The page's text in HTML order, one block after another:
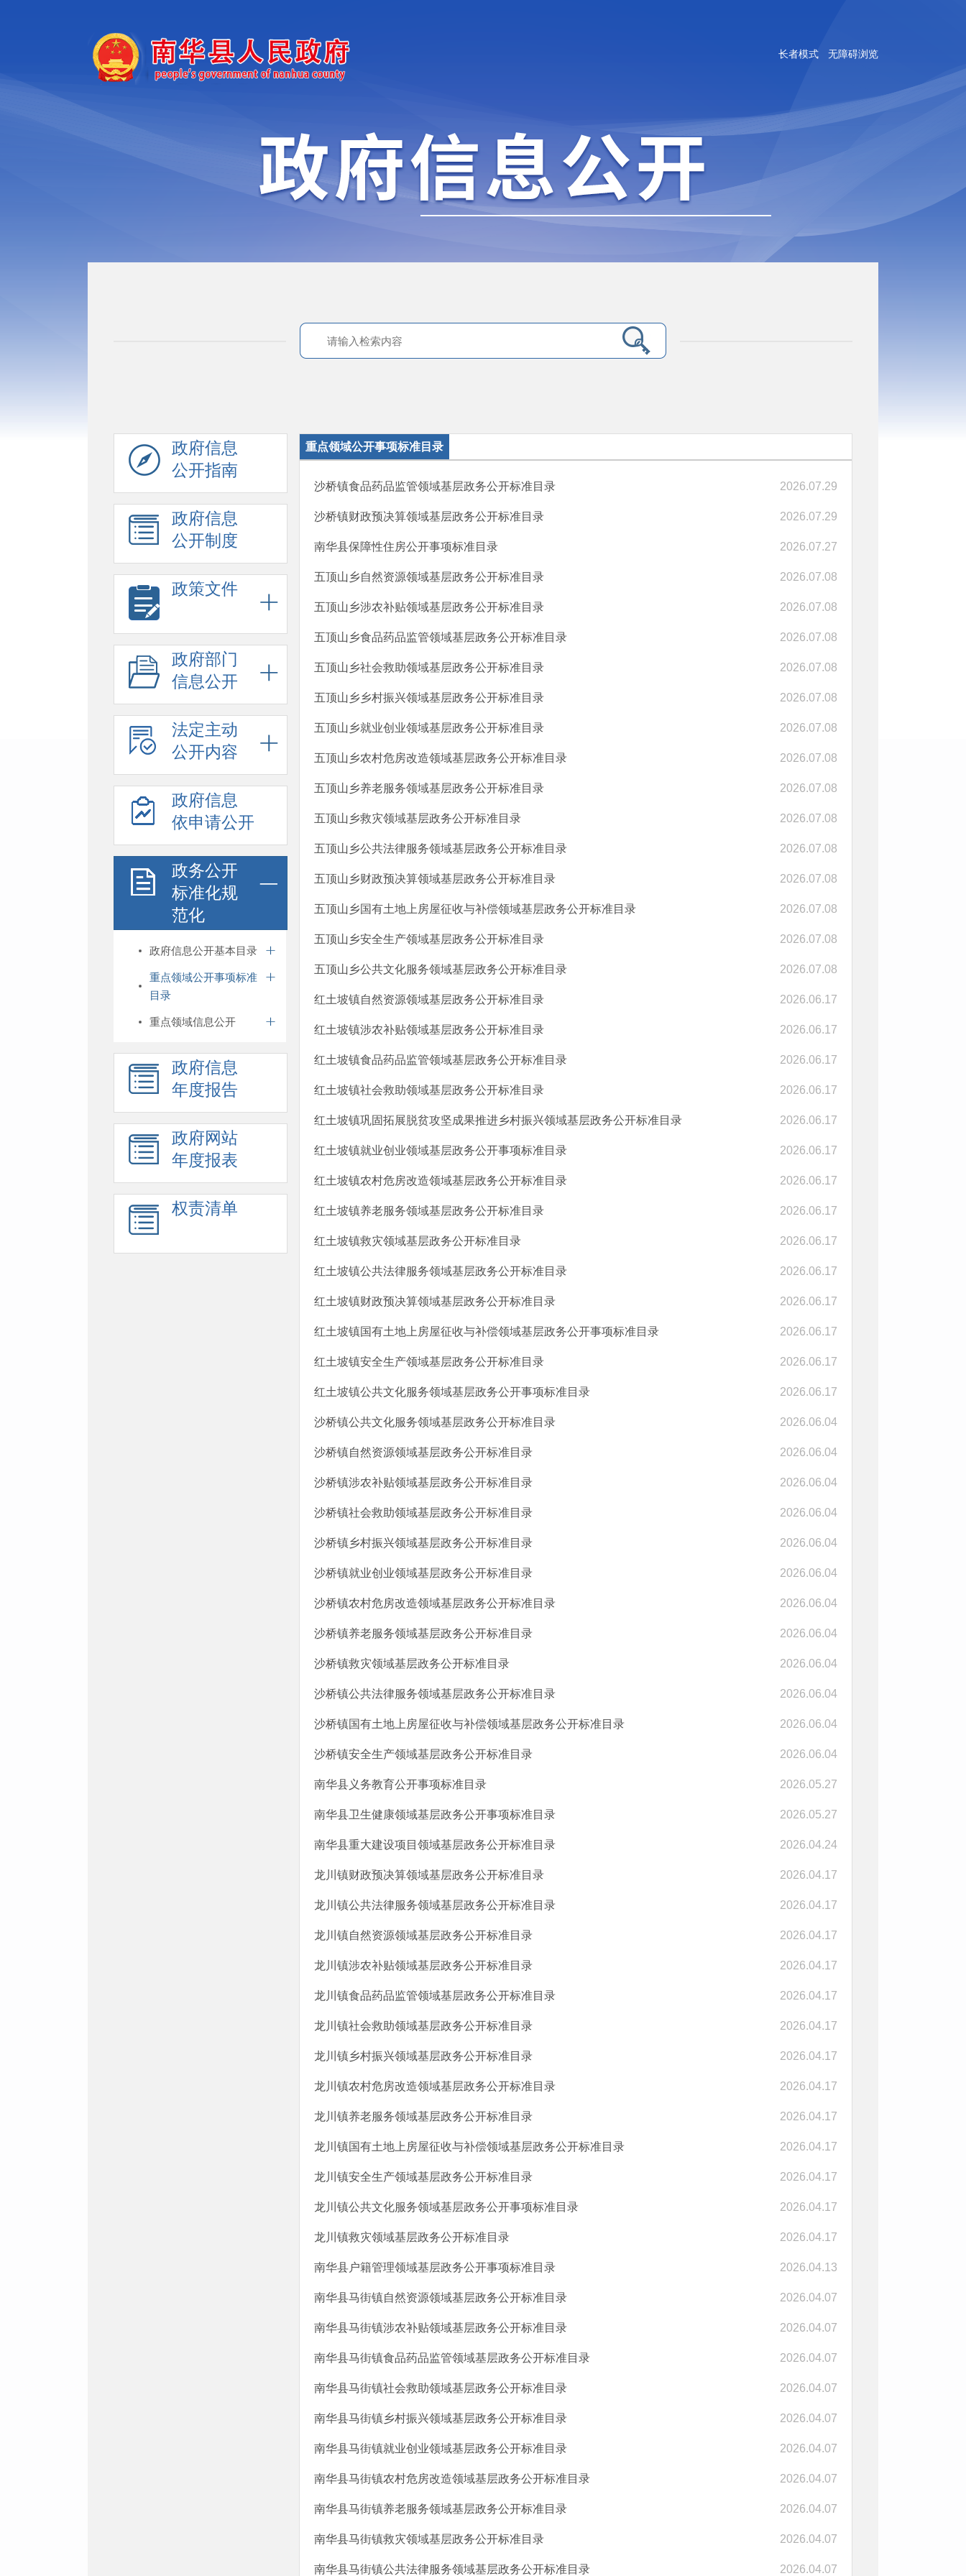
无障碍浏览
长者模式
政府信息
公开指南
政府信息
公开制度
政策文件
政府部门
信息公开
法定主动
公开内容
政府信息
依申请公开
政务公开
标准化规
范化
政府信息公开基本目录
重点领域公开事项标准
目录
重点领域信息公开
政府信息
年度报告
政府网站
年度报表
权责清单
重点领域公开事项标准目录
沙桥镇食品药品监管领域基层政务公开标准目录 2026.07.29
沙桥镇财政预决算领域基层政务公开标准目录 2026.07.29
南华县保障性住房公开事项标准目录 2026.07.27
五顶山乡自然资源领域基层政务公开标准目录 2026.07.08
五顶山乡涉农补贴领域基层政务公开标准目录 2026.07.08
五顶山乡食品药品监管领域基层政务公开标准目录 2026.07.08
五顶山乡社会救助领域基层政务公开标准目录 2026.07.08
五顶山乡乡村振兴领域基层政务公开标准目录 2026.07.08
五顶山乡就业创业领域基层政务公开标准目录 2026.07.08
五顶山乡农村危房改造领域基层政务公开标准目录 2026.07.08
五顶山乡养老服务领域基层政务公开标准目录 2026.07.08
五顶山乡救灾领域基层政务公开标准目录 2026.07.08
五顶山乡公共法律服务领域基层政务公开标准目录 2026.07.08
五顶山乡财政预决算领域基层政务公开标准目录 2026.07.08
五顶山乡国有土地上房屋征收与补偿领域基层政务公开标准目录 2026.07.08
五顶山乡安全生产领域基层政务公开标准目录 2026.07.08
五顶山乡公共文化服务领域基层政务公开标准目录 2026.07.08
红土坡镇自然资源领域基层政务公开标准目录 2026.06.17
红土坡镇涉农补贴领域基层政务公开标准目录 2026.06.17
红土坡镇食品药品监管领域基层政务公开标准目录 2026.06.17
红土坡镇社会救助领域基层政务公开标准目录 2026.06.17
红土坡镇巩固拓展脱贫攻坚成果推进乡村振兴领域基层政务公开标准目录 2026.06.17
红土坡镇就业创业领域基层政务公开事项标准目录 2026.06.17
红土坡镇农村危房改造领域基层政务公开标准目录 2026.06.17
红土坡镇养老服务领域基层政务公开标准目录 2026.06.17
红土坡镇救灾领域基层政务公开标准目录 2026.06.17
红土坡镇公共法律服务领域基层政务公开标准目录 2026.06.17
红土坡镇财政预决算领域基层政务公开标准目录 2026.06.17
红土坡镇国有土地上房屋征收与补偿领域基层政务公开事项标准目录 2026.06.17
红土坡镇安全生产领域基层政务公开标准目录 2026.06.17
红土坡镇公共文化服务领域基层政务公开事项标准目录 2026.06.17
沙桥镇公共文化服务领域基层政务公开标准目录 2026.06.04
沙桥镇自然资源领域基层政务公开标准目录 2026.06.04
沙桥镇涉农补贴领域基层政务公开标准目录 2026.06.04
沙桥镇社会救助领域基层政务公开标准目录 2026.06.04
沙桥镇乡村振兴领域基层政务公开标准目录 2026.06.04
沙桥镇就业创业领域基层政务公开标准目录 2026.06.04
沙桥镇农村危房改造领域基层政务公开标准目录 2026.06.04
沙桥镇养老服务领域基层政务公开标准目录 2026.06.04
沙桥镇救灾领域基层政务公开标准目录 2026.06.04
沙桥镇公共法律服务领域基层政务公开标准目录 2026.06.04
沙桥镇国有土地上房屋征收与补偿领域基层政务公开标准目录 2026.06.04
沙桥镇安全生产领域基层政务公开标准目录 2026.06.04
南华县义务教育公开事项标准目录 2026.05.27
南华县卫生健康领域基层政务公开事项标准目录 2026.05.27
南华县重大建设项目领域基层政务公开标准目录 2026.04.24
龙川镇财政预决算领域基层政务公开标准目录 2026.04.17
龙川镇公共法律服务领域基层政务公开标准目录 2026.04.17
龙川镇自然资源领域基层政务公开标准目录 2026.04.17
龙川镇涉农补贴领域基层政务公开标准目录 2026.04.17
龙川镇食品药品监管领域基层政务公开标准目录 2026.04.17
龙川镇社会救助领域基层政务公开标准目录 2026.04.17
龙川镇乡村振兴领域基层政务公开标准目录 2026.04.17
龙川镇农村危房改造领域基层政务公开标准目录 2026.04.17
龙川镇养老服务领域基层政务公开标准目录 2026.04.17
龙川镇国有土地上房屋征收与补偿领域基层政务公开标准目录 2026.04.17
龙川镇安全生产领域基层政务公开标准目录 2026.04.17
龙川镇公共文化服务领域基层政务公开事项标准目录 2026.04.17
龙川镇救灾领域基层政务公开标准目录 2026.04.17
南华县户籍管理领域基层政务公开事项标准目录 2026.04.13
南华县马街镇自然资源领域基层政务公开标准目录 2026.04.07
南华县马街镇涉农补贴领域基层政务公开标准目录 2026.04.07
南华县马街镇食品药品监管领域基层政务公开标准目录 2026.04.07
南华县马街镇社会救助领域基层政务公开标准目录 2026.04.07
南华县马街镇乡村振兴领域基层政务公开标准目录 2026.04.07
南华县马街镇就业创业领域基层政务公开标准目录 2026.04.07
南华县马街镇农村危房改造领域基层政务公开标准目录 2026.04.07
南华县马街镇养老服务领域基层政务公开标准目录 2026.04.07
南华县马街镇救灾领域基层政务公开标准目录 2026.04.07
南华县马街镇公共法律服务领域基层政务公开标准目录 2026.04.07